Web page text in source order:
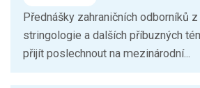
Přednášky zahraničních odborníků
stringologie a dalších příbuzných
přijít poslechnout na mezinárodní...